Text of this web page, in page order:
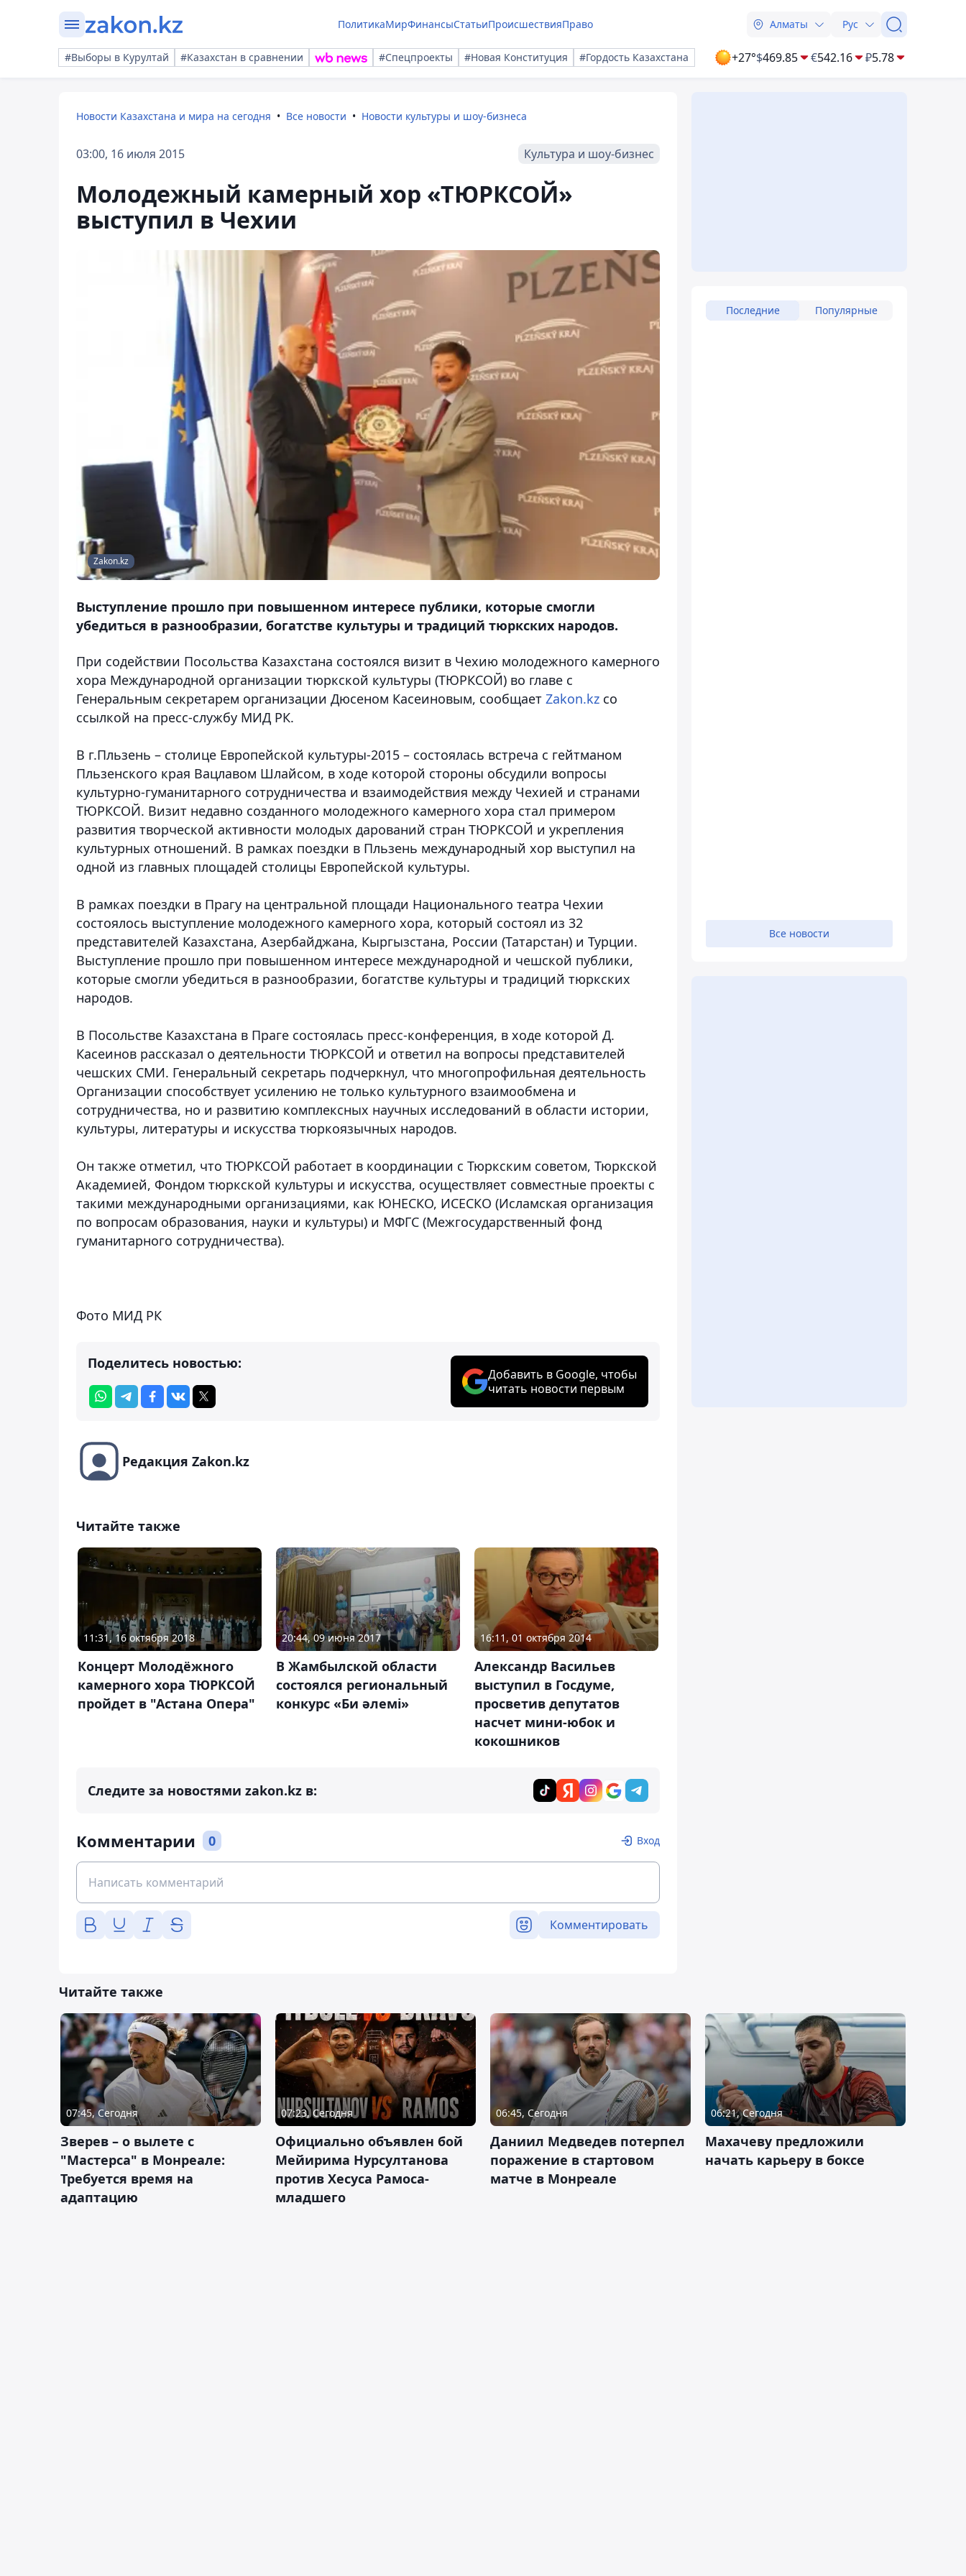
ПолитикаМирФинансыСтатьиПроисшествияПраво Алматы Рус
#Выборы в Курултай #Казахстан в сравнении #Спецпроекты #Новая Конституция #Гордость Казахстана +27°$469.85 €542.16 ₽5.78
Новости Казахстана и мира на сегодня Все новости Новости культуры и шоу-бизнеса
03:00, 16 июля 2015 Культура и шоу-бизнес
Молодежный камерный хор «ТЮРКСОЙ»
выступил в Чехии
Zakon.kz
Выступление прошло при повышенном интересе публики, которые смогли
убедиться в разнообразии, богатстве культуры и традиций тюркских народов.
При содействии Посольства Казахстана состоялся визит в Чехию молодежного камерного
хора Международной организации тюркской культуры (ТЮРКСОЙ) во главе с
Генеральным секретарем организации Дюсеном Касеиновым, сообщает Zakon.kz со
ссылкой на пресс-службу МИД РК.
В г.Пльзень – столице Европейской культуры-2015 – состоялась встреча с гейтманом
Пльзенского края Вацлавом Шлайсом, в ходе которой стороны обсудили вопросы
культурно-гуманитарного сотрудничества и взаимодействия между Чехией и странами
ТЮРКСОЙ. Визит недавно созданного молодежного камерного хора стал примером
развития творческой активности молодых дарований стран ТЮРКСОЙ и укрепления
культурных отношений. В рамках поездки в Пльзень международный хор выступил на
одной из главных площадей столицы Европейской культуры.
В рамках поездки в Прагу на центральной площади Национального театра Чехии
состоялось выступление молодежного камерного хора, который состоял из 32
представителей Казахстана, Азербайджана, Кыргызстана, России (Татарстан) и Турции.
Выступление прошло при повышенном интересе международной и чешской публики,
которые смогли убедиться в разнообразии, богатстве культуры и традиций тюркских
народов.
В Посольстве Казахстана в Праге состоялась пресс-конференция, в ходе которой Д.
Касеинов рассказал о деятельности ТЮРКСОЙ и ответил на вопросы представителей
чешских СМИ. Генеральный секретарь подчеркнул, что многопрофильная деятельность
Организации способствует усилению не только культурного взаимообмена и
сотрудничества, но и развитию комплексных научных исследований в области истории,
культуры, литературы и искусства тюркоязычных народов.
Он также отметил, что ТЮРКСОЙ работает в координации с Тюркским советом, Тюркской
Академией, Фондом тюркской культуры и искусства, осуществляет совместные проекты с
такими международными организациями, как ЮНЕСКО, ИСЕСКО (Исламская организация
по вопросам образования, науки и культуры) и МФГС (Межгосударственный фонд
гуманитарного сотрудничества).
Фото МИД РК
Поделитесь новостью:
Добавить в Google, чтобы
читать новости первым
Редакция Zakon.kz
Читайте также
11:31, 16 октября 2018
Концерт Молодёжного
камерного хора ТЮРКСОЙ
пройдет в "Астана Опера"
20:44, 09 июня 2017
В Жамбылской области
состоялся региональный
конкурс «Би әлемі»
16:11, 01 октября 2014
Александр Васильев
выступил в Госдуме,
просветив депутатов
насчет мини-юбок и
кокошников
Следите за новостями zakon.kz в:
Комментарии 0 Вход
Комментировать
Последние Популярные
Все новости
Читайте также
07:45, Сегодня
Зверев – о вылете с
"Мастерса" в Монреале:
Требуется время на
адаптацию
07:23, Сегодня
Официально объявлен бой
Мейирима Нурсултанова
против Хесуса Рамоса-
младшего
06:45, Сегодня
Даниил Медведев потерпел
поражение в стартовом
матче в Монреале
06:21, Сегодня
Махачеву предложили
начать карьеру в боксе